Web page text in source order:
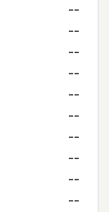
--
--
--
--
--
--
--
--
--
--